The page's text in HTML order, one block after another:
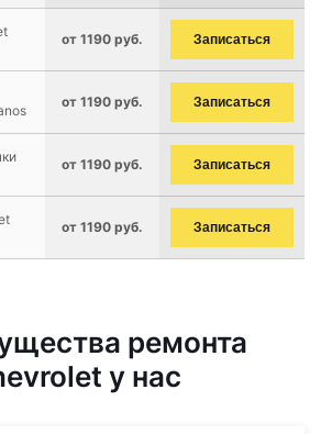
от 1190 руб. Записаться
от 1190 руб. Записаться
от 1190 руб. Записаться
от 1190 руб. Записаться
ремонта
у нас